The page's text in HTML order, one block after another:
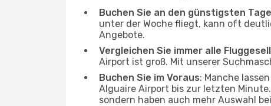
Buchen Sie an den günstigsten
unter der Woche fliegt, kann oft
Angebote.
Vergleichen Sie immer alle
Airport ist groß. Mit unserer
Buchen Sie im Voraus: Manche
Alguaire Airport bis zur letzten
sondern haben auch mehr Auswahl